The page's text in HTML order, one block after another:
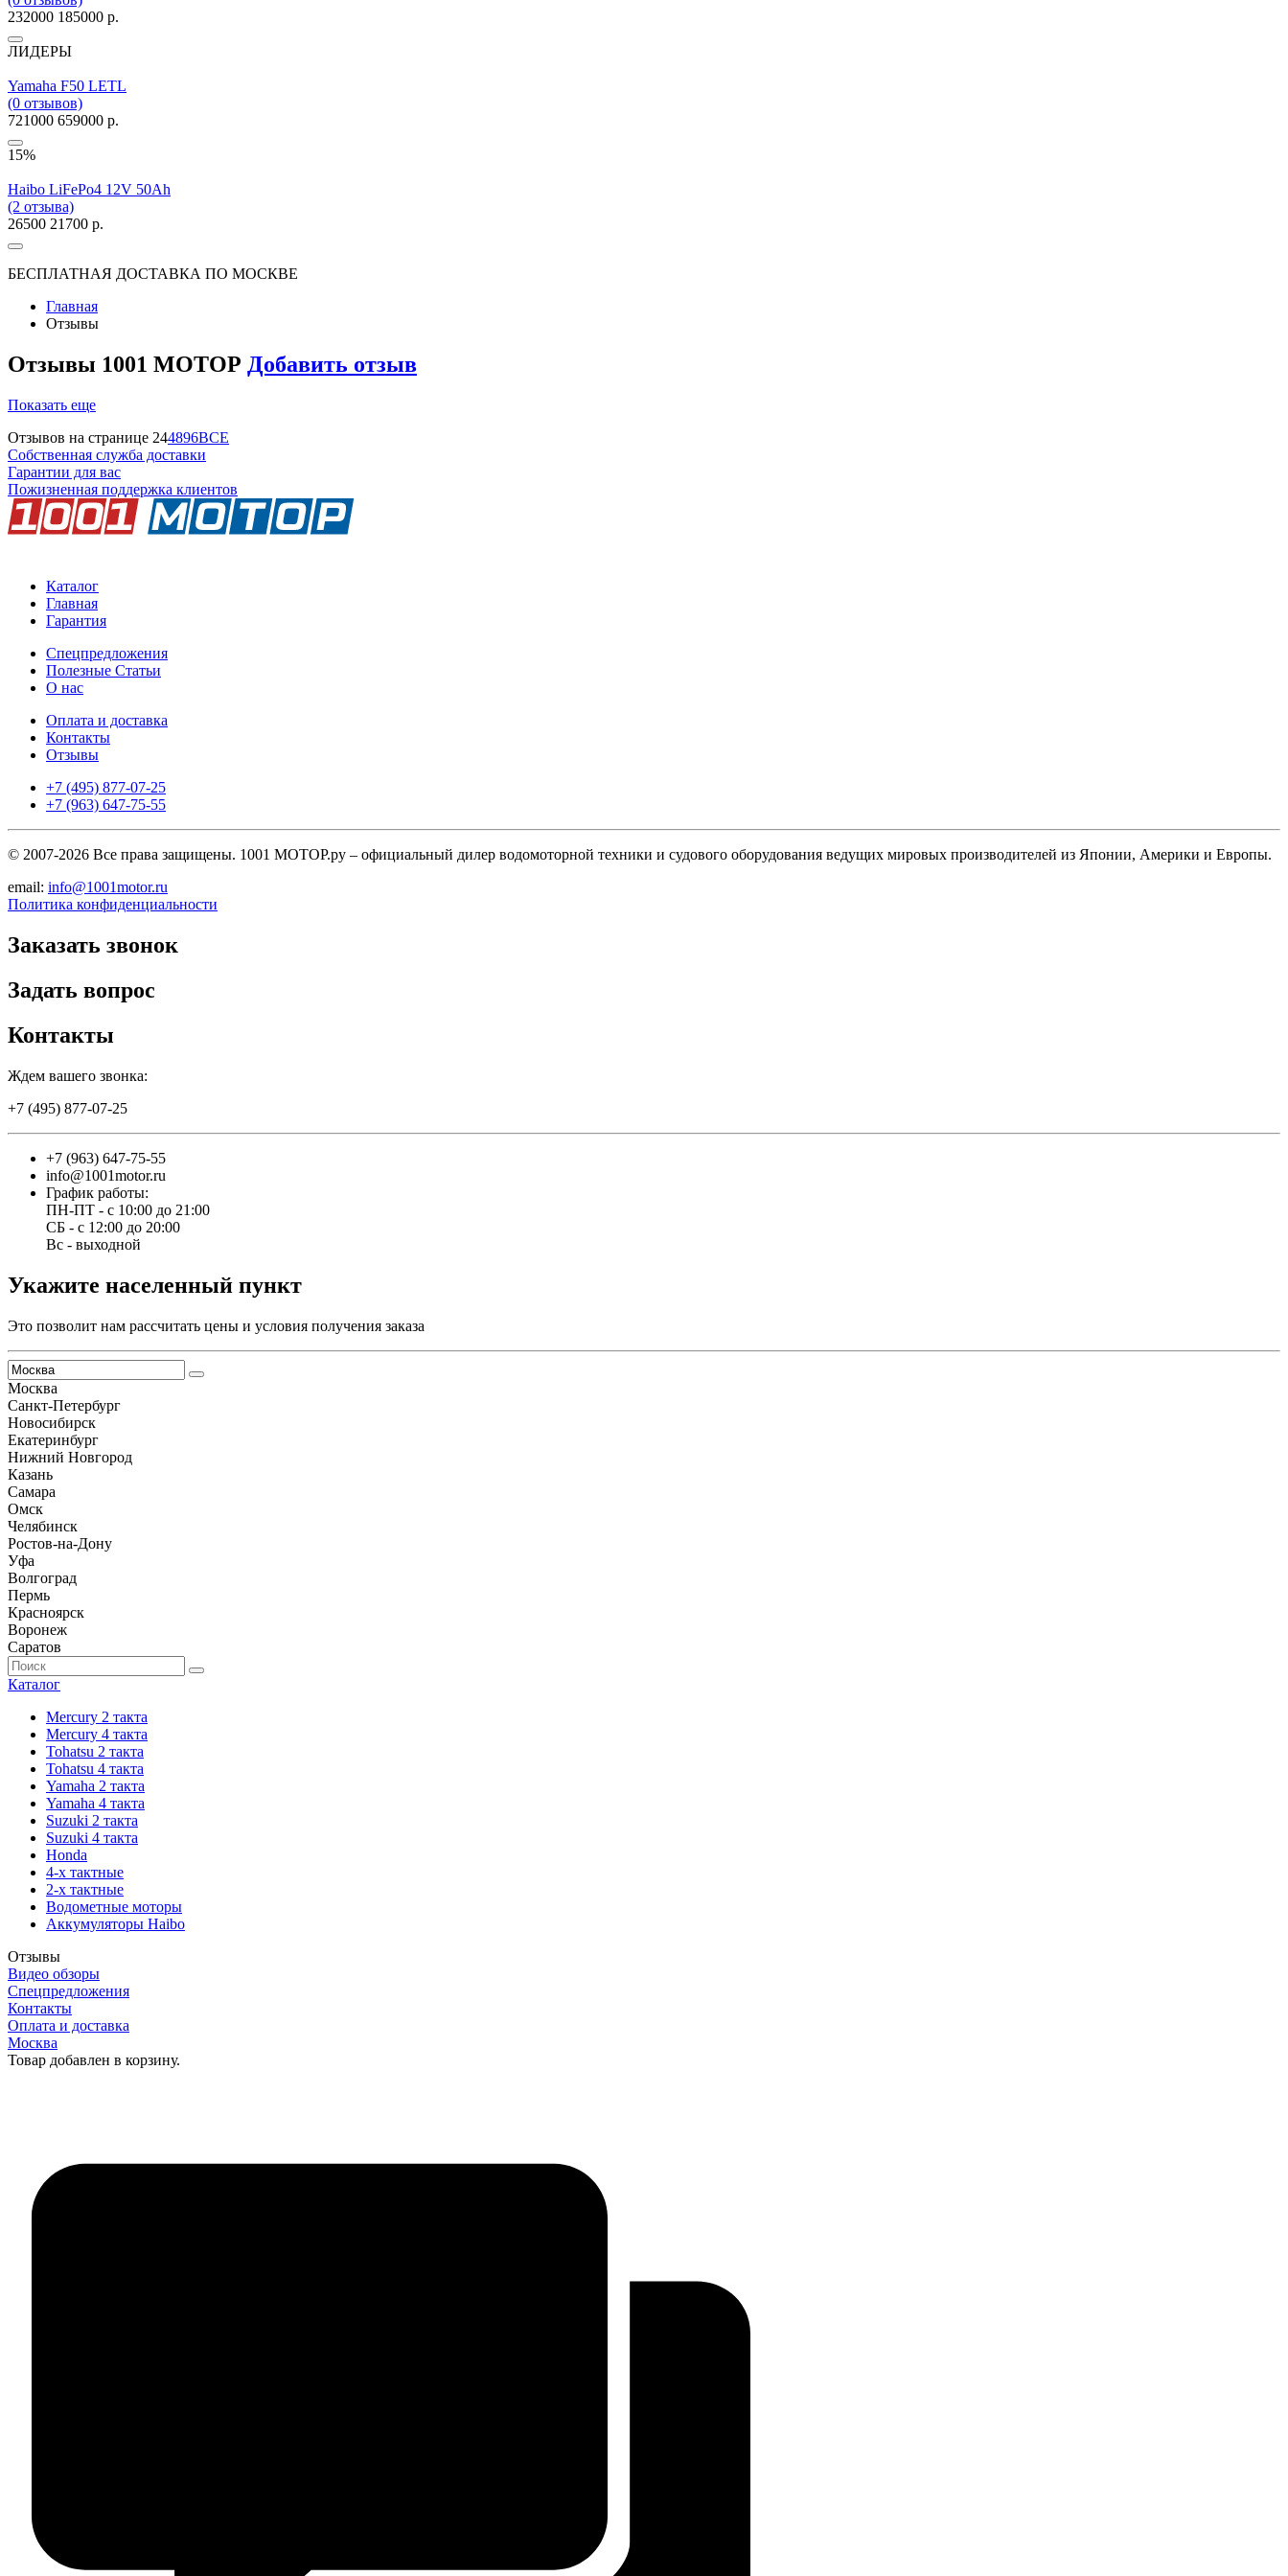
232000 185000 р.
ЛИДЕРЫ
Yamaha F50 LETL
(0 отзывов)
721000 659000 р.
15%
Haibo LiFePo4 12V 50Ah
(2 отзыва)
26500 21700 р.
БЕСПЛАТНАЯ ДОСТАВКА ПО МОСКВЕ
Главная
Отзывы
Отзывы 1001 МОТОР Добавить отзыв
Показать еще
Отзывов на странице 244896ВСЕ
Собственная служба доставки
Гарантии для вас
Пожизненная поддержка клиентов
Каталог
Главная
Гарантия
Спецпредложения
Полезные Статьи
О нас
Оплата и доставка
Контакты
Отзывы
+7 (495) 877-07-25
+7 (963) 647-75-55
© 2007-2026 Все права защищены. 1001 МОТОР.ру – официальный дилер водомоторной техники и судового оборудования ведущих мировых производителей из Японии, Америки и Европы.
email: info@1001motor.ru
Политика конфиденциальности
Заказать звонок
Задать вопрос
Контакты
Ждем вашего звонка:
+7 (495) 877-07-25
+7 (963) 647-75-55
info@1001motor.ru
График работы:
ПН-ПТ - с 10:00 до 21:00
СБ - с 12:00 до 20:00
Вс - выходной
Укажите населенный пункт
Это позволит нам рассчитать цены и условия получения заказа
Москва
Санкт-Петербург
Новосибирск
Екатеринбург
Нижний Новгород
Казань
Самара
Омск
Челябинск
Ростов-на-Дону
Уфа
Волгоград
Пермь
Красноярск
Воронеж
Саратов
Каталог
Mercury 2 такта
Mercury 4 такта
Tohatsu 2 такта
Tohatsu 4 такта
Yamaha 2 такта
Yamaha 4 такта
Suzuki 2 такта
Suzuki 4 такта
Honda
4-х тактные
2-х тактные
Водометные моторы
Аккумуляторы Haibo
Отзывы
Видео обзоры
Спецпредложения
Контакты
Оплата и доставка
Москва
Товар добавлен в корзину.